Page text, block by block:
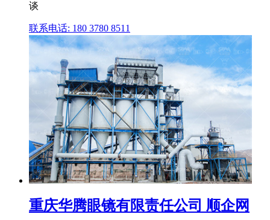
谈
联系电话: 180 3780 8511
重庆华腾眼镜有限责任公司 顺企网